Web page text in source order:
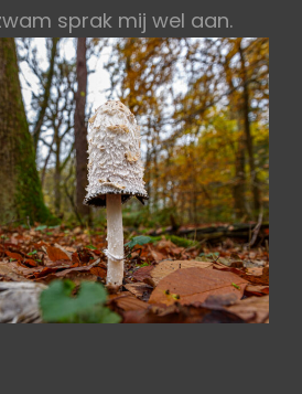
sprak mij wel aan.